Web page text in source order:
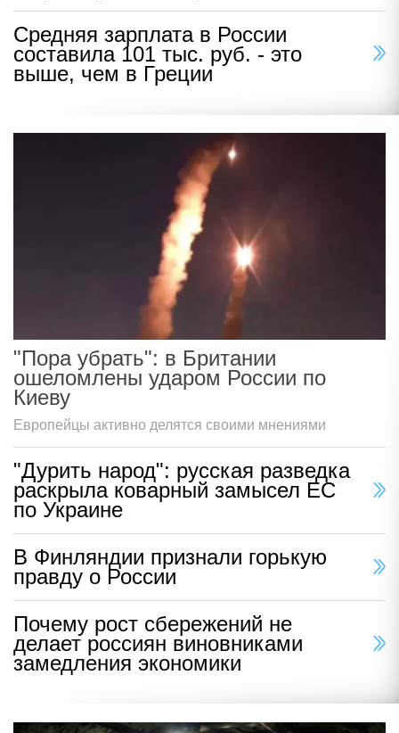
Средняя зарплата в России
составила 101 тыс. руб. - это
выше, чем в Греции
"Пора убрать": в Британии
ошеломлены ударом России по
Киеву
Европейцы активно делятся своими мнениями
"Дурить народ": русская разведка
раскрыла коварный замысел ЕС
по Украине
В Финляндии признали горькую
правду о России
Почему рост сбережений не
делает россиян виновниками
замедления экономики